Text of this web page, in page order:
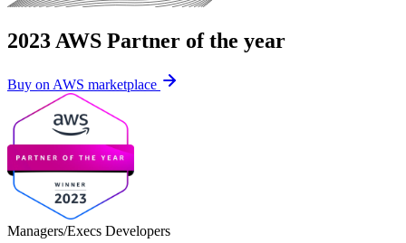
2023 AWS Partner of the year
Buy on AWS marketplace
Managers/Execs Developers